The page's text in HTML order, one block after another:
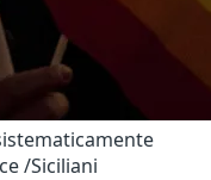
/Siciliani